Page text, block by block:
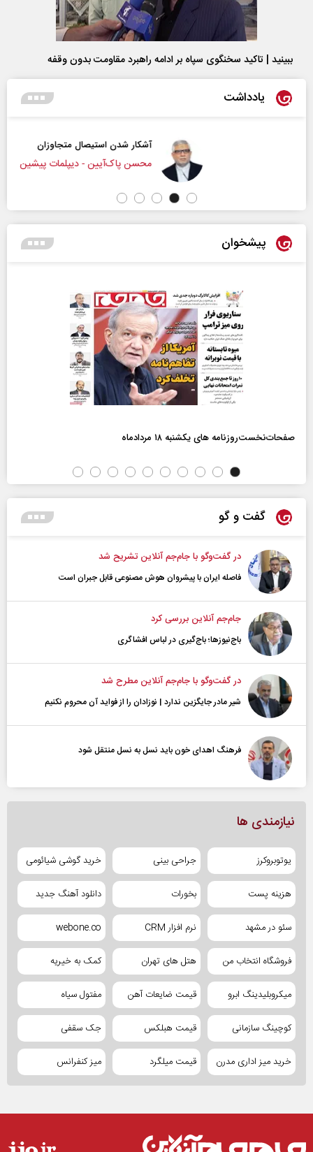
ببینید | تاکید سخنگوی سپاه بر ادامه راهبرد مقاومت بدون وقفه
یادداشت
آشکار شدن استیصال متجاوزان
محسن پاک‌آیین - دیپلمات پیشین
پیشخوان
صفحات‌نخست‌روزنامه ها‌ی یکشنبه ۱۸ مردادماه
گفت و گو
در گفت‌و‌گو با جام‌جم آنلاین تشریح شد
فاصله ایران با پیشرو‌ان هوش مصنوعی قابل جبران است
جام‌جم آنلاین بررسی کرد
باج‌نیوزها؛ باج‌گیری در لباس افشاگری
در گفت‌و‌گو با جام‌جم آنلاین مطرح شد
شیر مادر جایگزین ندارد | نوزادان را از فواید آن محروم نکنیم
فرهنگ اهدای خون باید نسل به نسل منتقل شود
نیازمندی ها
یوتوبروکرز جراحی بینی خرید گوشی شیائومی
هزینه پست بخورات دانلود آهنگ جدید
سئو در مشهد نرم افزار CRM webone.co
فروشگاه انتخاب من هتل های تهران کمک به خیریه
میکروبلیدینگ ابرو قیمت ضایعات آهن مفتول سیاه
کوچینگ سازمانی قیمت هبلکس جک سقفی
خرید میز اداری مدرن قیمت میلگرد میز کنفرانس